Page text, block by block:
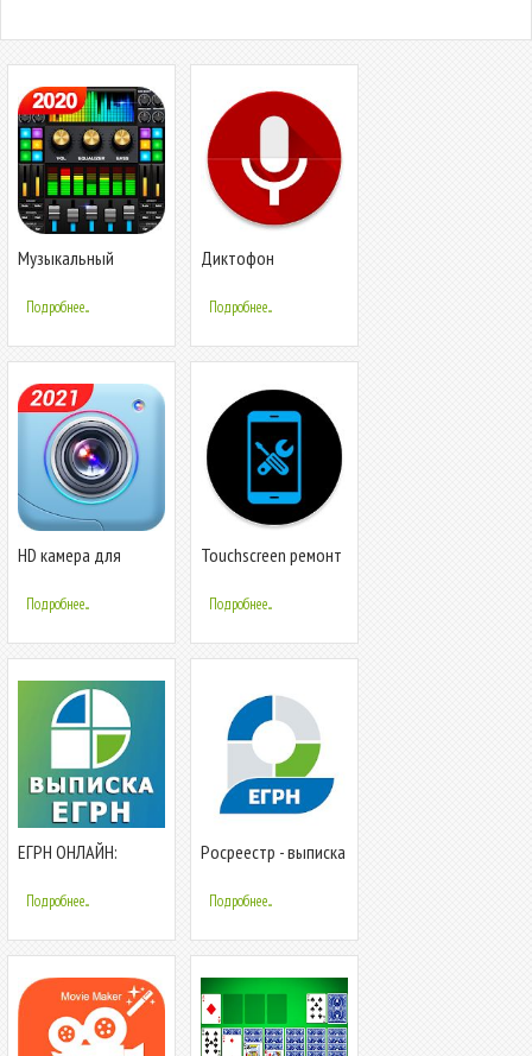
Музыкальный
Аудио плеер
Подробнее...
Диктофон
Подробнее...
HD камера для
Подробнее...
Touchscreen ремонт
Подробнее...
ЕГРН ОНЛАЙН:
из ЕГРН (ЕГРП)
Подробнее...
Росреестр - выписка
Кадастровая карта
РФ
Подробнее...